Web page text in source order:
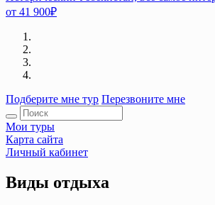
от 41 900₽
Подберите мне тур Перезвоните мне
Мои туры
Карта сайта
Личный кабинет
Виды отдыха